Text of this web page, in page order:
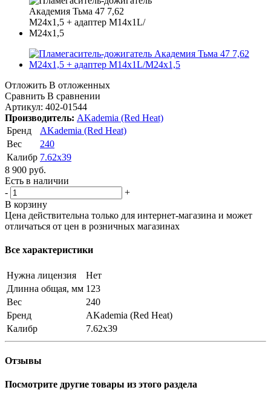
Отложить В отложенных
Сравнить В сравнении
Артикул: 402-01544
Производитель: AKademia (Red Heat)
Бренд
AKademia (Red Heat)
Вес
240
Калибр 7.62x39
8 900 руб.
Есть в наличии
-
+
В корзину
Цена действительна только для интернет-магазина и может
отличаться от цен в розничных магазинах
Все характеристики
Нужна лицензия
Нет
Длинна общая, мм 123
Вес
240
Бренд
AKademia (Red Heat)
Калибр
7.62x39
Отзывы
Посмотрите другие товары из этого раздела